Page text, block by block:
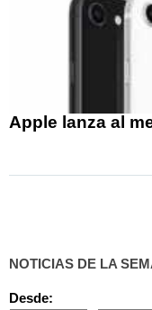
Apple lanza al
NOTICIAS DE LA
Desde: